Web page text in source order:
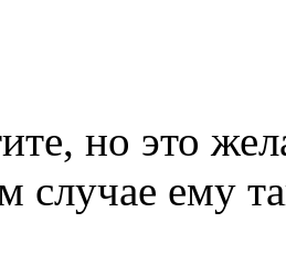
но это
случае ему